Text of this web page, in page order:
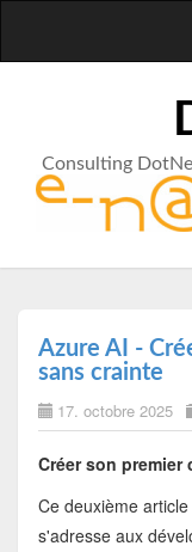
Consulting
Azure AI -
sans crainte
17. octobre 2025
Créer son premier
Ce deuxième
s'adresse aux